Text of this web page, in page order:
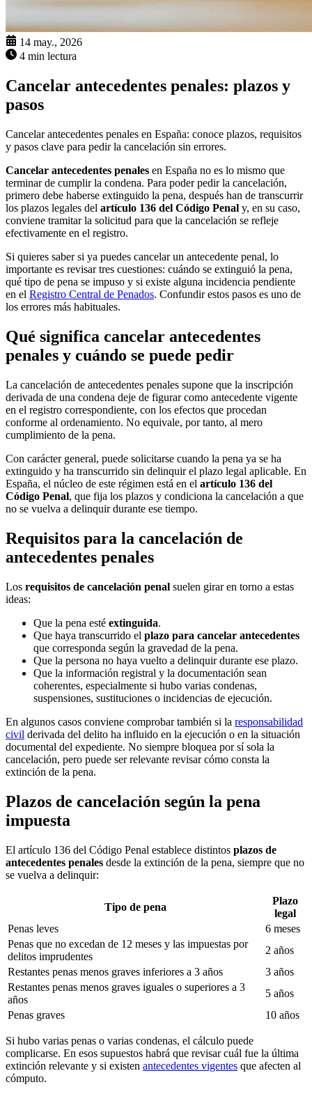
14 may., 2026
4 min lectura
Cancelar antecedentes penales: plazos y
pasos
Cancelar antecedentes penales en España: conoce plazos, requisitos
y pasos clave para pedir la cancelación sin errores.
Cancelar antecedentes penales en España no es lo mismo que
terminar de cumplir la condena. Para poder pedir la cancelación,
primero debe haberse extinguido la pena, después han de transcurrir
los plazos legales del artículo 136 del Código Penal y, en su caso,
conviene tramitar la solicitud para que la cancelación se refleje
efectivamente en el registro.
Si quieres saber si ya puedes cancelar un antecedente penal, lo
importante es revisar tres cuestiones: cuándo se extinguió la pena,
qué tipo de pena se impuso y si existe alguna incidencia pendiente
en el Registro Central de Penados. Confundir estos pasos es uno de
los errores más habituales.
Qué significa cancelar antecedentes
penales y cuándo se puede pedir
La cancelación de antecedentes penales supone que la inscripción
derivada de una condena deje de figurar como antecedente vigente
en el registro correspondiente, con los efectos que procedan
conforme al ordenamiento. No equivale, por tanto, al mero
cumplimiento de la pena.
Con carácter general, puede solicitarse cuando la pena ya se ha
extinguido y ha transcurrido sin delinquir el plazo legal aplicable. En
España, el núcleo de este régimen está en el artículo 136 del
Código Penal, que fija los plazos y condiciona la cancelación a que
no se vuelva a delinquir durante ese tiempo.
Requisitos para la cancelación de
antecedentes penales
Los requisitos de cancelación penal suelen girar en torno a estas
ideas:
Que la pena esté extinguida.
Que haya transcurrido el plazo para cancelar antecedentes
que corresponda según la gravedad de la pena.
Que la persona no haya vuelto a delinquir durante ese plazo.
Que la información registral y la documentación sean
coherentes, especialmente si hubo varias condenas,
suspensiones, sustituciones o incidencias de ejecución.
En algunos casos conviene comprobar también si la responsabilidad
civil derivada del delito ha influido en la ejecución o en la situación
documental del expediente. No siempre bloquea por sí sola la
cancelación, pero puede ser relevante revisar cómo consta la
extinción de la pena.
Plazos de cancelación según la pena
impuesta
El artículo 136 del Código Penal establece distintos plazos de
antecedentes penales desde la extinción de la pena, siempre que no
se vuelva a delinquir:
Tipo de pena
Plazo
legal
Penas leves
6 meses
Penas que no excedan de 12 meses y las impuestas por
delitos imprudentes
2 años
Restantes penas menos graves inferiores a 3 años
3 años
Restantes penas menos graves iguales o superiores a 3
años
5 años
Penas graves
10 años
Si hubo varias penas o varias condenas, el cálculo puede
complicarse. En esos supuestos habrá que revisar cuál fue la última
extinción relevante y si existen antecedentes vigentes que afecten al
cómputo.